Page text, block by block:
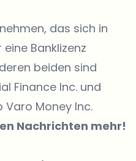
das sich in
Banklizenz
beiden sind
Finance Inc. und
Money Inc.
Nachrichten mehr!